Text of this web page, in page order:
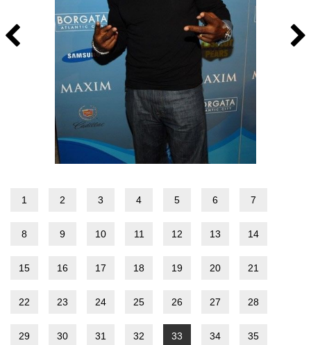
1 2 3 4 5 6 7
8 9 10 11 12 13 14
15 16 17 18 19 20 21
22 23 24 25 26 27 28
29 30 31 32 33 34 35